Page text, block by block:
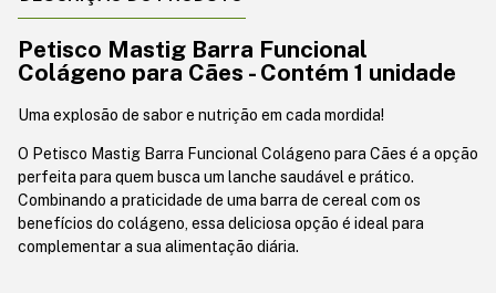
Petisco Mastig Barra Funcional
Colágeno para Cães - Contém 1 unidade
Uma explosão de sabor e nutrição em cada mordida!
O Petisco Mastig Barra Funcional Colágeno para Cães é a opção
perfeita para quem busca um lanche saudável e prático.
Combinando a praticidade de uma barra de cereal com os
benefícios do colágeno, essa deliciosa opção é ideal para
complementar a sua alimentação diária.